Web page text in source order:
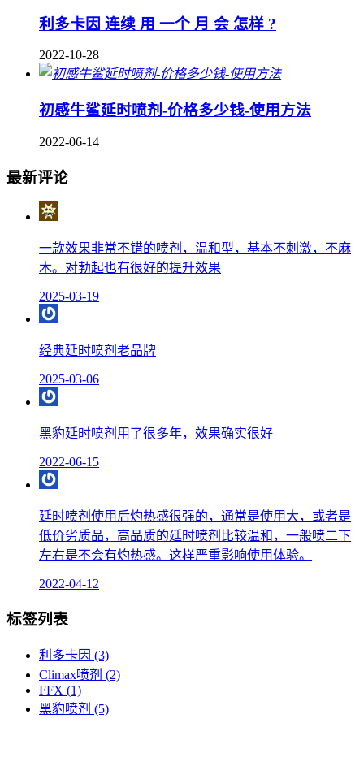
利多卡因 连续 用 一个 月 会 怎样 ?
2022-10-28
初感牛鲨延时喷剂-价格多少钱-使用方法
2022-06-14
最新评论
一款效果非常不错的喷剂，温和型，基本不刺激，不麻
木。对勃起也有很好的提升效果
2025-03-19
经典延时喷剂老品牌
2025-03-06
黑豹延时喷剂用了很多年，效果确实很好
2022-06-15
延时喷剂使用后灼热感很强的，通常是使用大，或者是
低价劣质品，高品质的延时喷剂比较温和，一般喷二下
左右是不会有灼热感。这样严重影响使用体验。
2022-04-12
标签列表
利多卡因 (3)
Climax喷剂 (2)
FFX (1)
黑豹喷剂 (5)